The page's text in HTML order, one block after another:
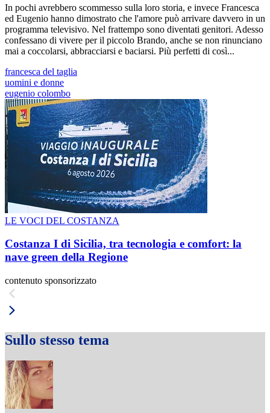
In pochi avrebbero scommesso sulla loro storia, e invece Francesca
ed Eugenio hanno dimostrato che l'amore può arrivare davvero in un
programma televisivo. Nel frattempo sono diventati genitori. Adesso
confessano di vivere per il piccolo Brando, anche se non rinunciano
mai a coccolarsi, abbracciarsi e baciarsi. Più perfetti di così...
francesca del taglia
uomini e donne
eugenio colombo
LE VOCI DEL COSTANZA
Costanza I di Sicilia, tra tecnologia e comfort: la
nave green della Regione
contenuto sponsorizzato
Sullo stesso tema